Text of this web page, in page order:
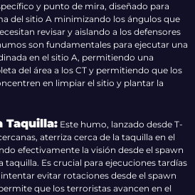
y punto de mira, diseñado para
del sitio A minimizando los ángulos que
revisar y aislando a los defensores
son fundamentales para ejecutar una
en el sitio A, permitiendo una
del área a los CT y permitiendo que los
en limpiar el sitio y plantar la
Taquilla: Este humo, lanzado desde T-
aterriza cerca de la taquilla en el
efectivamente la visión desde el spawn
taquilla. Es crucial para ejecuciones tardías
evitar rotaciones desde el spawn
que los terroristas avancen en el